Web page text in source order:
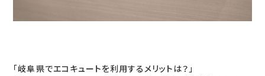
「岐阜県でエコキュートを利用するメリットは？」